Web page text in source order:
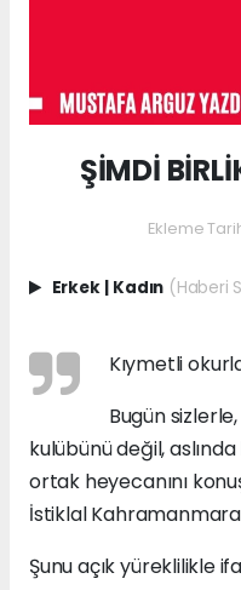
ŞİMDİ
Ekleme
Erkek Kadın (Haberi
Kıymetli
Bugün
kulübünü değil,
ortak heyecanını
İstiklal
Şunu açık yüreklilikle